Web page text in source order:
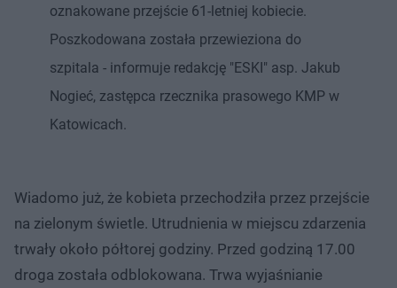
oznakowane przejście 61-letniej kobiecie.
Poszkodowana została przewieziona do
szpitala - informuje redakcję "ESKI" asp. Jakub
Nogieć, zastępca rzecznika prasowego KMP w
Katowicach.
Wiadomo już, że kobieta przechodziła przez przejście
na zielonym świetle. Utrudnienia w miejscu zdarzenia
trwały około półtorej godziny. Przed godziną 17.00
droga została odblokowana. Trwa wyjaśnianie